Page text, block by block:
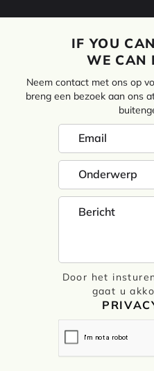
IF YOU
WE CAN
Neem contact met ons op
breng een bezoek aan ons
Door het
gaat u